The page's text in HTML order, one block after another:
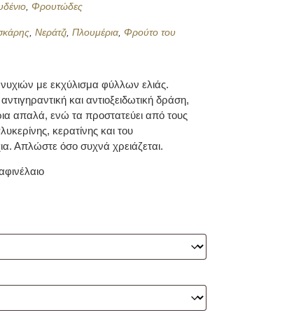
, Φρουτώδες
,Νεράτζι,Πλουμέρια, Φρούτο του
με εκχύλισμα φύλλων ελιάς.
και αντιοξειδωτική δράση,
απαλά, ενώ τα προστατεύει από τους
κερατίνης και του
Απλώστε όσο συχνά χρειάζεται.